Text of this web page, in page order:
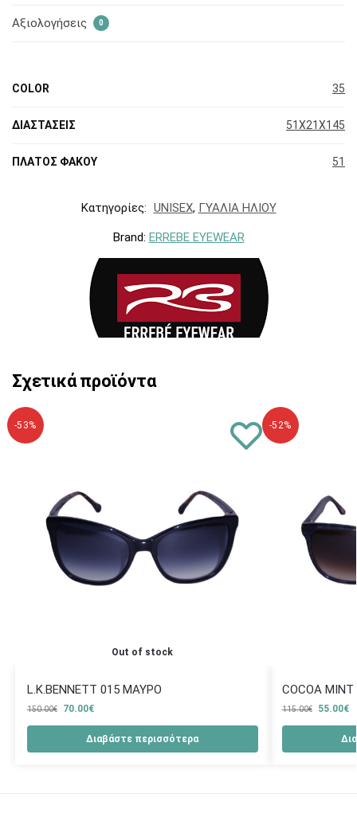
Αξιολογήσεις 0
COLOR 35
ΔΙΑΣΤΑΣΕΙΣ 51X21X145
ΠΛΑΤΟΣ ΦΑΚΟΥ 51
Κατηγορίες: UNISEX, ΓΥΑΛΙΑ ΗΛΙΟΥ
Brand: ERREBE EYEWEAR
Σχετικά προϊόντα
-53%
Out of stock
L.K.BENNETT 015 ΜΑΥΡΟ
150.00€ 70.00€
Διαβάστε περισσότερα
-52%
COCOA
115.00€ 55.00€